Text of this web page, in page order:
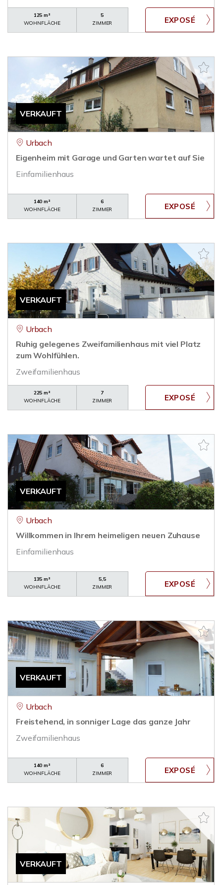
125 m²
WOHNFLÄCHE
5
ZIMMER
VERKAUFT
Urbach
Eigenheim mit Garage und Garten wartet auf Sie
Einfamilienhaus
140 m²
WOHNFLÄCHE
6
ZIMMER
VERKAUFT
Urbach
Ruhig gelegenes Zweifamilienhaus mit viel Platz
zum Wohlfühlen.
Zweifamilienhaus
225 m²
WOHNFLÄCHE
7
ZIMMER
VERKAUFT
Urbach
Willkommen in Ihrem heimeligen neuen Zuhause
Einfamilienhaus
135 m²
WOHNFLÄCHE
5,5
ZIMMER
VERKAUFT
Urbach
Freistehend, in sonniger Lage das ganze Jahr
Zweifamilienhaus
140 m²
WOHNFLÄCHE
6
ZIMMER
VERKAUFT